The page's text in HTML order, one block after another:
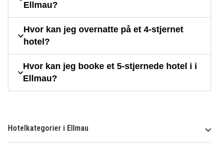
Ellmau?
Hvor kan jeg overnatte på et 4-stjernet
hotel?
Hvor kan jeg booke et 5-stjernede hotel i i
Ellmau?
Hotelkategorier i Ellmau